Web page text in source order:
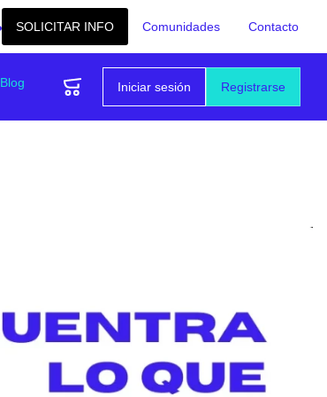
SOLICITAR INFO Comunidades Contacto
Registrarse
Iniciar sesión
Blog